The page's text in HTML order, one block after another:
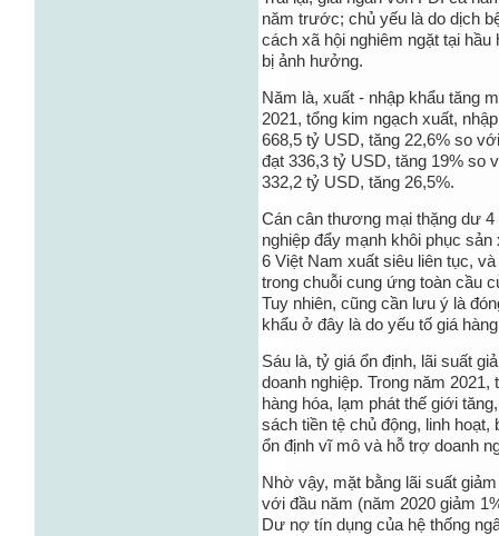
năm trước; chủ yếu là do dịch
cách xã hội nghiêm ngặt tại
bị ảnh hưởng.
Năm là, xuất - nhập khẩu tăng
2021, tổng kim ngạch xuất,
668,5 tỷ USD, tăng 22,6% so
đạt 336,3 tỷ USD, tăng 19% so
332,2 tỷ USD, tăng 26,5%.
Cán cân thương mại thặng dư
nghiệp đẩy mạnh khôi phục
6 Việt Nam xuất siêu liên tục,
trong chuỗi cung ứng toàn cầu
Tuy nhiên, cũng cần lưu ý là
khẩu ở đây là do yếu tố giá
Sáu là, tỷ giá ổn định, lãi suất
doanh nghiệp. Trong năm
hàng hóa, lạm phát thế giới
sách tiền tệ chủ động, linh
ổn định vĩ mô và hỗ trợ doanh
Nhờ vậy, mặt bằng lãi suất
với đầu năm (năm 2020 giảm
Dư nợ tín dụng của hệ thống